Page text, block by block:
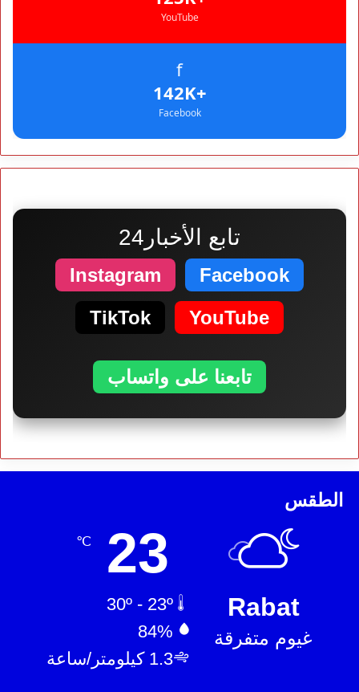
YouTube
f
+142K
Facebook
تابع الأخبار24
Facebook
Instagram
YouTube
TikTok
تابعنا على واتساب
الطقس
Rabat
غيوم متفرقة
23
℃
84%
1.3 كيلومتر/ساعة